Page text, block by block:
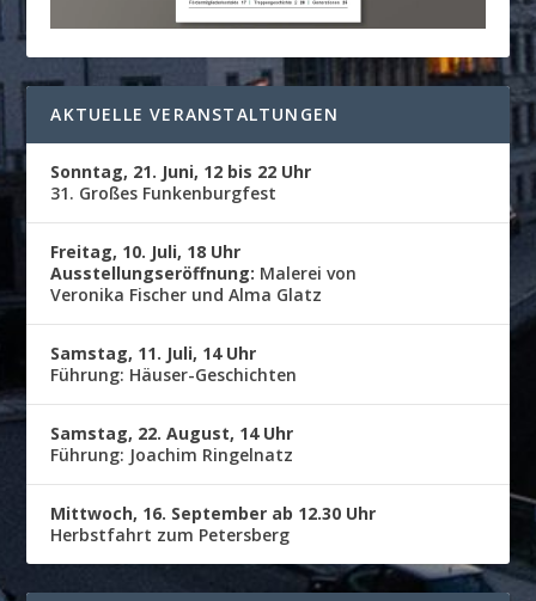
AKTUELLE VERANSTALTUNGEN
Sonntag, 21. Juni, 12 bis 22 Uhr
31. Großes Funkenburgfest
Freitag, 10. Juli, 18 Uhr
Ausstellungseröffnung: Malerei von
Veronika Fischer und Alma Glatz
Samstag, 11. Juli, 14 Uhr
Führung: Häuser-Geschichten
Samstag, 22. August, 14 Uhr
Führung: Joachim Ringelnatz
Mittwoch, 16. September ab 12.30 Uhr
Herbstfahrt zum Petersberg